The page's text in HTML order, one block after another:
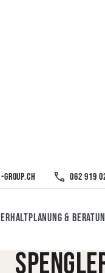
062 919
Planung &